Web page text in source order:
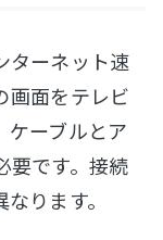
ターネット速
画面をテレビ
ケーブルとア
要です。接続
ります。